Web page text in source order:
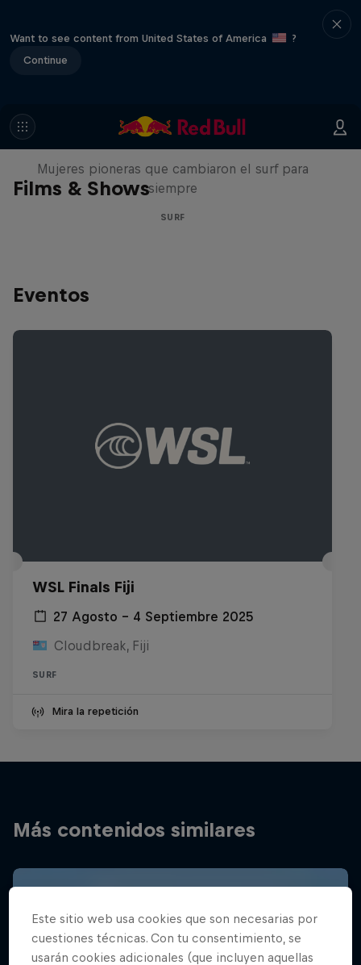
Want to see content from United States of America
?
Continue
Films & Shows
NOW DAYS
Mujeres pioneras que cambiaron el surf para
siempre
SURF
Eventos
WSL Finals Fiji
27 Agosto – 4 Septiembre 2025
Cloudbreak, Fiji
SURF
Mira la repetición
Más contenidos similares
Este sitio web usa cookies que son necesarias por
cuestiones técnicas. Con tu consentimiento, se
usarán cookies adicionales (que incluyen aquellas